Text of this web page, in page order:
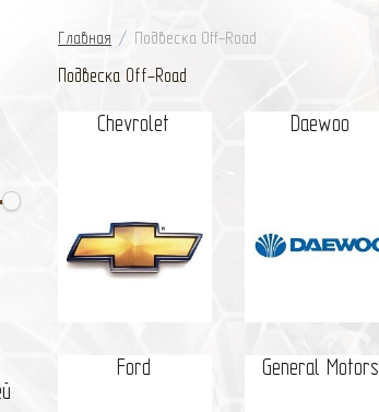
Главная / Подвеска Off-Road
Подвеска Off-Road
Chevrolet Daewoo
Ford General Motors